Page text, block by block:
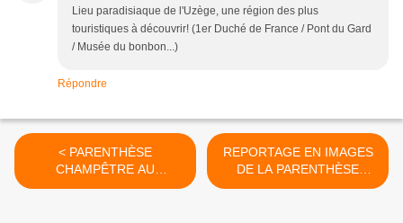
Lieu paradisiaque de l'Uzège, une région des plus
touristiques à découvrir! (1er Duché de France / Pont du Gard
/ Musée du bonbon...)
Répondre
< PARENTHÈSE
CHAMPÊTRE AU
DOMAINE DE ROYER À
REPORTAGE EN IMAGES
DE LA PARENTHÈSE
CHAMPÊTRE AU